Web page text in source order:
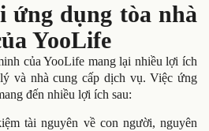
ứng dụng tòa nhà
YooLife
của YooLife mang lại nhiều lợi ích
và nhà cung cấp dịch vụ. Việc ứng
đến nhiều lợi ích sau:
tài nguyên về con người, nguyên